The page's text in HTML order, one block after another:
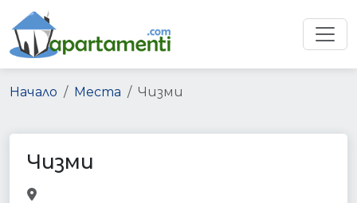
Начало Места Чизми
Чизми